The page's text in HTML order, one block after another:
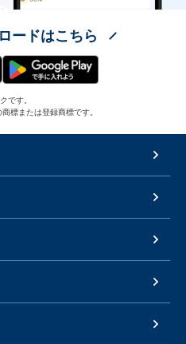
ードはこちら
です。
標または登録商標です。